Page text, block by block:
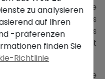
Schlafzimmer, eine
sowie ein großes
Im Erdgeschoss
und der Rest ist
auf die umliegende
zu analysieren
auf Ihren
-präferenzen
finden Sie
Richtlinie